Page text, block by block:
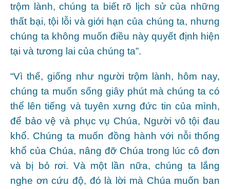
trộm lành, chúng ta biết rõ lịch sử của những
thất bại, tội lỗi và giới hạn của chúng ta, nhưng
chúng ta không muốn điều này quyết định hiện
tại và tương lai của chúng ta”.
“Vì thế, giống như người trộm lành, hôm nay,
chúng ta muốn sống giây phút mà chúng ta có
thể lên tiếng và tuyên xưng đức tin của mình,
để bảo vệ và phục vụ Chúa, Người vô tội đau
khổ. Chúng ta muốn đồng hành với nỗi thống
khổ của Chúa, nâng đỡ Chúa trong lúc cô đơn
và bị bỏ rơi. Và một lần nữa, chúng ta lắng
nghe ơn cứu độ, đó là lời mà Chúa muốn ban